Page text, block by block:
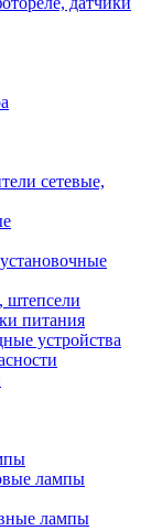
сетевые,
штепсели
питания
устройства
лампы
лампы